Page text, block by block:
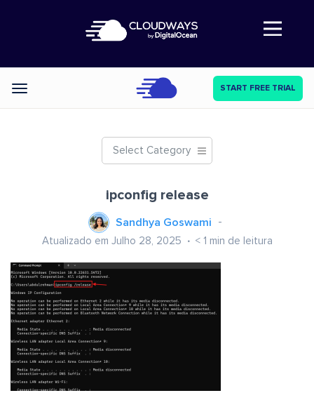
Abre a navegação
Categories START FREE TRIAL
Select Category
ipconfig release
Sandhya Goswami
Atualizado em Julho 28, 2025 < 1 min de leitura